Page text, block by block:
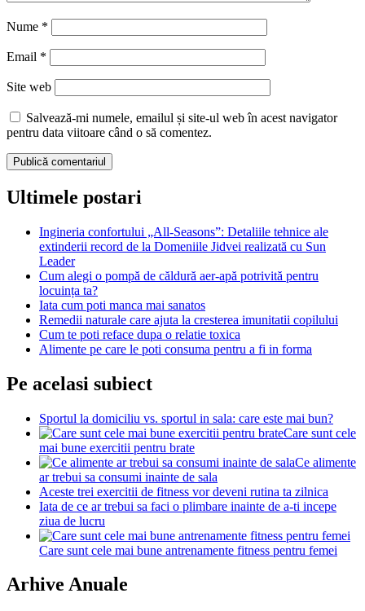
Nume *
Email *
Site web
Salvează-mi numele, emailul și site-ul web în acest navigator
pentru data viitoare când o să comentez.
Ultimele postari
Ingineria confortului „All-Seasons”: Detaliile tehnice ale
extinderii record de la Domeniile Jidvei realizată cu Sun
Leader
Cum alegi o pompă de căldură aer-apă potrivită pentru
locuința ta?
Iata cum poti manca mai sanatos
Remedii naturale care ajuta la cresterea imunitatii copilului
Cum te poti reface dupa o relatie toxica
Alimente pe care le poti consuma pentru a fi in forma
Pe acelasi subiect
Sportul la domiciliu vs. sportul in sala: care este mai bun?
Care sunt cele
mai bune exercitii pentru brate
Ce alimente
ar trebui sa consumi inainte de sala
Aceste trei exercitii de fitness vor deveni rutina ta zilnica
Iata de ce ar trebui sa faci o plimbare inainte de a-ti incepe
ziua de lucru
Care sunt cele mai bune antrenamente fitness pentru femei
Arhive Anuale